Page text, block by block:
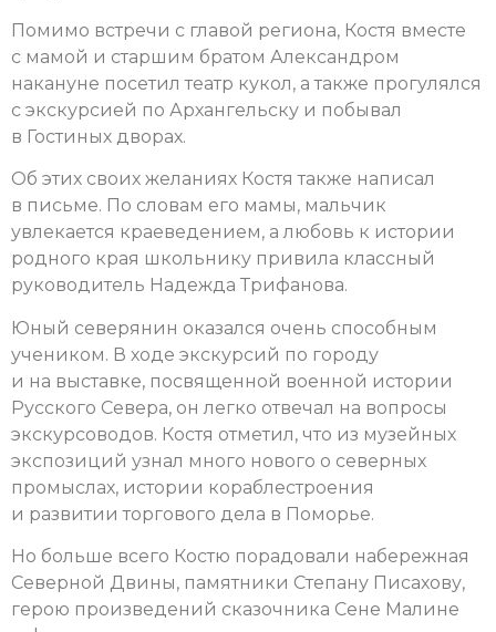
Помимо встречи с главой региона, Костя вместе
с мамой и старшим братом Александром
накануне посетил театр кукол, а также прогулялся
с экскурсией по Архангельску и побывал
в Гостиных дворах.
Об этих своих желаниях Костя также написал
в письме. По словам его мамы, мальчик
увлекается краеведением, а любовь к истории
родного края школьнику привила классный
руководитель Надежда Трифанова.
Юный северянин оказался очень способным
учеником. В ходе экскурсий по городу
и на выставке, посвященной военной истории
Русского Севера, он легко отвечал на вопросы
экскурсоводов. Костя отметил, что из музейных
экспозиций узнал много нового о северных
промыслах, истории кораблестроения
и развитии торгового дела в Поморье.
Но больше всего Костю порадовали набережная
Северной Двины, памятники Степану Писахову,
герою произведений сказочника Сене Малине